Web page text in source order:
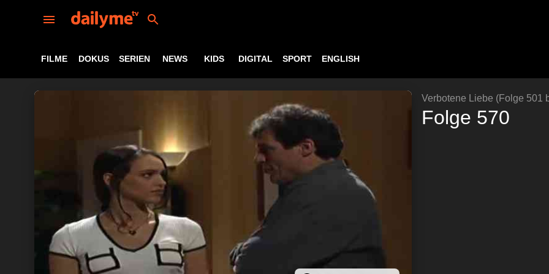
FILME DOKUS SERIEN NEWS KIDS DIGITAL SPORT ENGLISH
Verbotene Liebe (Folge 501
Folge 570